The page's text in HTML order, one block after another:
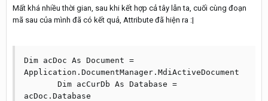
Mất khá nhiều thời gian, sau khi kết hợp cả tây lẫn ta, cuối cùng đoạn
mã sau của mình đã có kết quả, Attribute đã hiện ra :|
Dim acDoc As Document =
Application.DocumentManager.MdiActiveDocument
acDoc.Database